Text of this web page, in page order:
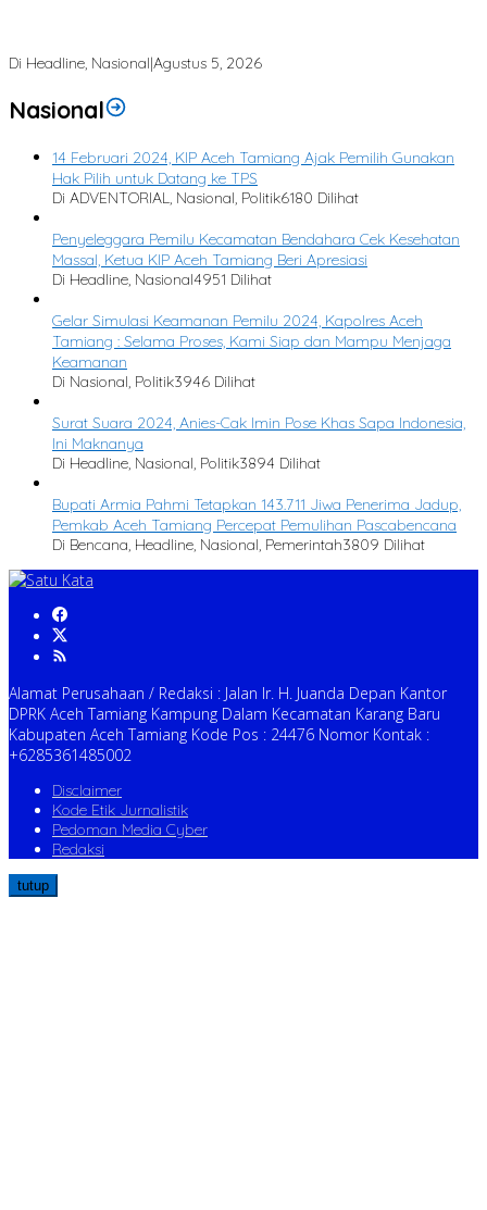
Di Headline, Nasional|Agustus 5, 2026
Nasional
14 Februari 2024, KIP Aceh Tamiang Ajak Pemilih Gunakan
Hak Pilih untuk Datang ke TPS
Di ADVENTORIAL, Nasional, Politik6180 Dilihat
Penyeleggara Pemilu Kecamatan Bendahara Cek Kesehatan
Massal, Ketua KIP Aceh Tamiang Beri Apresiasi
Di Headline, Nasional4951 Dilihat
Gelar Simulasi Keamanan Pemilu 2024, Kapolres Aceh
Tamiang : Selama Proses, Kami Siap dan Mampu Menjaga
Keamanan
Di Nasional, Politik3946 Dilihat
Surat Suara 2024, Anies-Cak Imin Pose Khas Sapa Indonesia,
Ini Maknanya
Di Headline, Nasional, Politik3894 Dilihat
Bupati Armia Pahmi Tetapkan 143.711 Jiwa Penerima Jadup,
Pemkab Aceh Tamiang Percepat Pemulihan Pascabencana
Di Bencana, Headline, Nasional, Pemerintah3809 Dilihat
Alamat Perusahaan / Redaksi : Jalan Ir. H. Juanda Depan Kantor
DPRK Aceh Tamiang Kampung Dalam Kecamatan Karang Baru
Kabupaten Aceh Tamiang Kode Pos : 24476 Nomor Kontak :
+6285361485002
Disclaimer
Kode Etik Jurnalistik
Pedoman Media Cyber
Redaksi
tutup